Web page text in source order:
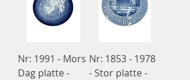
Nr: 1991 - Mors
Dag platte -
Nr: 1853 - 1978
- Stor platte -